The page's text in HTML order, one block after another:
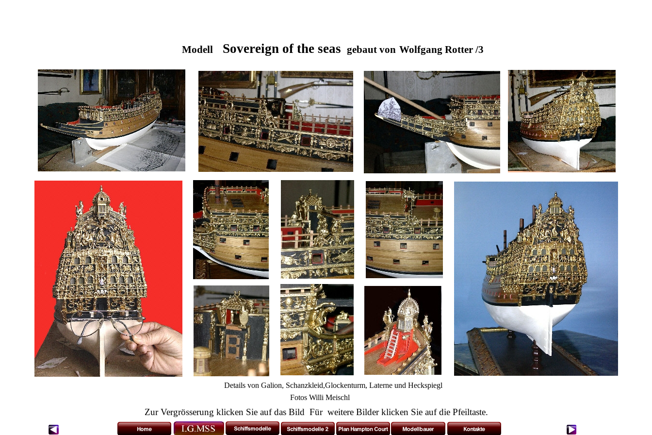
Modell Sovereign of the seas gebaut von Wolfgang Rotter /3
Details von Galion, Schanzkleid,Glockenturm, Laterne und Heckspiegl
Zur Vergrösserung klicken Sie auf das Bild Für weitere Bilder klicken Sie auf die Pfeiltaste.
Fotos Willi Meischl